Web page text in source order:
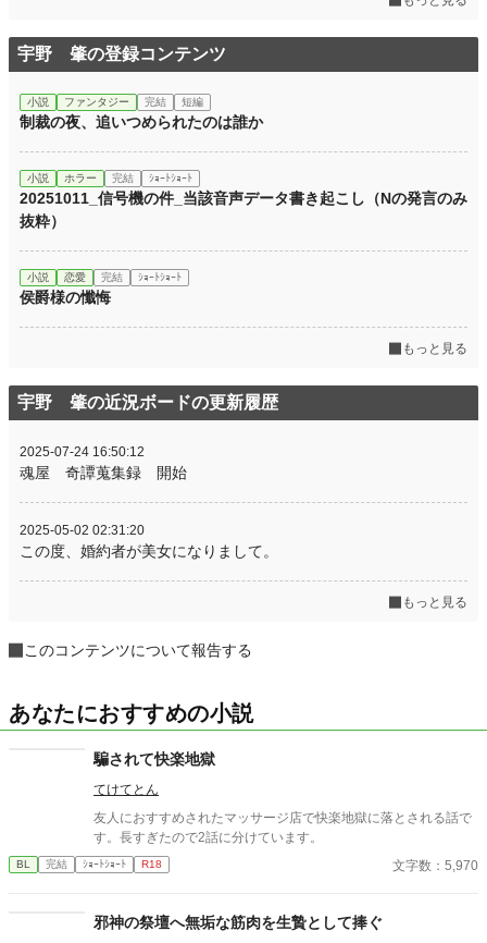
宇野 肇の登録コンテンツ
小説 ファンタジー 完結 短編
制裁の夜、追いつめられたのは誰か
小説 ホラー 完結 ｼｮｰﾄｼｮｰﾄ
20251011_信号機の件_当該音声データ書き起こし（Nの発言のみ
抜粋）
小説 恋愛 完結 ｼｮｰﾄｼｮｰﾄ
侯爵様の懺悔
もっと見る
宇野 肇の近況ボードの更新履歴
2025-07-24 16:50:12
魂屋 奇譚蒐集録 開始
2025-05-02 02:31:20
この度、婚約者が美女になりまして。
もっと見る
このコンテンツについて報告する
あなたにおすすめの小説
騙されて快楽地獄
てけてとん
友人におすすめされたマッサージ店で快楽地獄に落とされる話で
す。長すぎたので2話に分けています。
BL 完結 ｼｮｰﾄｼｮｰﾄ R18 文字数：5,970
邪神の祭壇へ無垢な筋肉を生贄として捧ぐ